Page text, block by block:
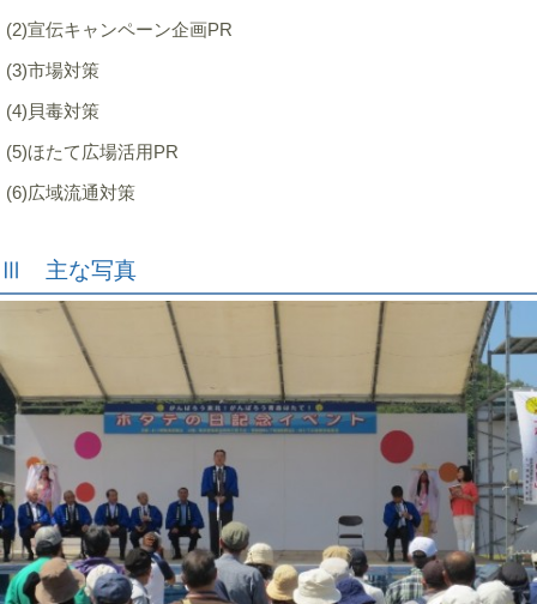
(2)宣伝キャンペーン企画PR
(3)市場対策
(4)貝毒対策
(5)ほたて広場活用PR
(6)広域流通対策
Ⅲ 主な写真